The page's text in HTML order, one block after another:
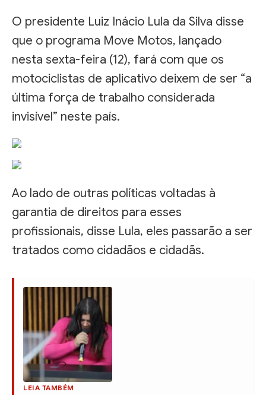
O presidente Luiz Inácio Lula da Silva disse
que o programa Move Motos, lançado
nesta sexta-feira (12), fará com que os
motociclistas de aplicativo deixem de ser “a
última força de trabalho considerada
invisível” neste país.
Ao lado de outras políticas voltadas à
garantia de direitos para esses
profissionais, disse Lula, eles passarão a ser
tratados como cidadãos e cidadãs.
LEIA TAMBÉM